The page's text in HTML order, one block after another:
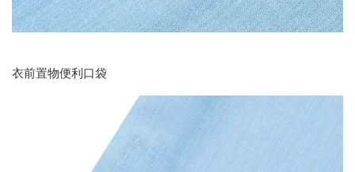
衣前置物便利口袋